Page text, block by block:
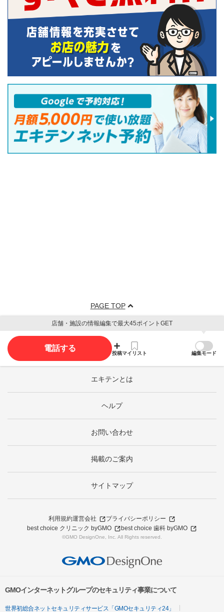
PAGE TOP
店舗・施設の情報編集で最大45ポイントGET
電話する
投稿マイリスト 編集モード
エキテンとは
ヘルプ
お問い合わせ
掲載のご案内
サイトマップ
利用規約運営会社
プライバシーポリシー
best choice クリニック byGMO
best choice 歯科 byGMO
©GMO DesignOne, Inc. All Rights reserved.
GMOインターネットグループのセキュリティ事業について
世界初総合ネットセキュリティサービス「GMOセキュリティ24」